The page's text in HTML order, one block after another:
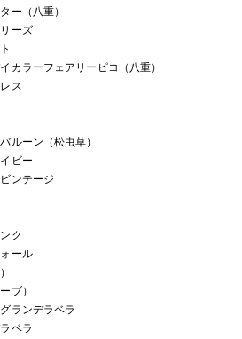
ー（八重）
ーズ
カラーフェアリーピコ（八重）
ス
ルーン（松虫草）
ビー
ンテージ
ク
ール
ブ）
ランデラベラ
ベラ